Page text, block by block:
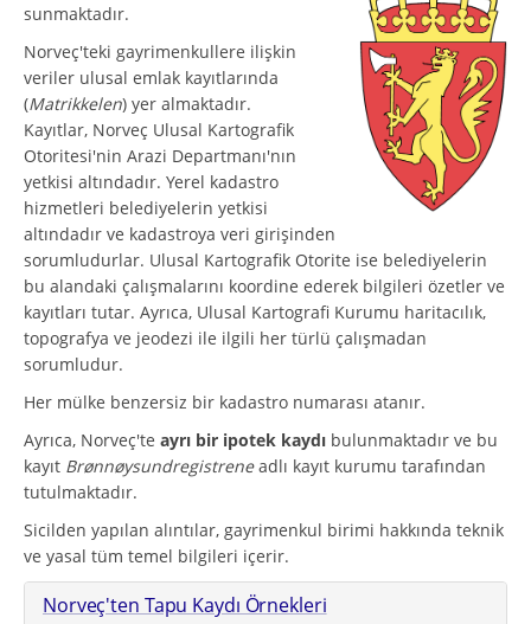
sunmaktadır.
Norveç'teki gayrimenkullere ilişkin
veriler ulusal emlak kayıtlarında
(Matrikkelen) yer almaktadır.
Kayıtlar, Norveç Ulusal Kartografik
Otoritesi'nin Arazi Departmanı'nın
yetkisi altındadır. Yerel kadastro
hizmetleri belediyelerin yetkisi
altındadır ve kadastroya veri girişinden
sorumludurlar. Ulusal Kartografik Otorite ise belediyelerin
bu alandaki çalışmalarını koordine ederek bilgileri özetler ve
kayıtları tutar. Ayrıca, Ulusal Kartografi Kurumu haritacılık,
topografya ve jeodezi ile ilgili her türlü çalışmadan
sorumludur.
Her mülke benzersiz bir kadastro numarası atanır.
Ayrıca, Norveç'te ayrı bir ipotek kaydı bulunmaktadır ve bu
kayıt Brønnøysundregistreneadlı kayıt kurumu tarafından
tutulmaktadır.
Sicilden yapılan alıntılar, gayrimenkul birimi hakkında teknik
ve yasal tüm temel bilgileri içerir.
Norveç'ten Tapu Kaydı Örnekleri